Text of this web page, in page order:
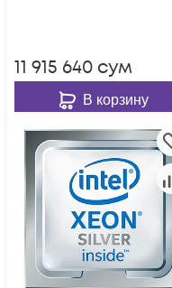
11 915 640 сум
В корзину